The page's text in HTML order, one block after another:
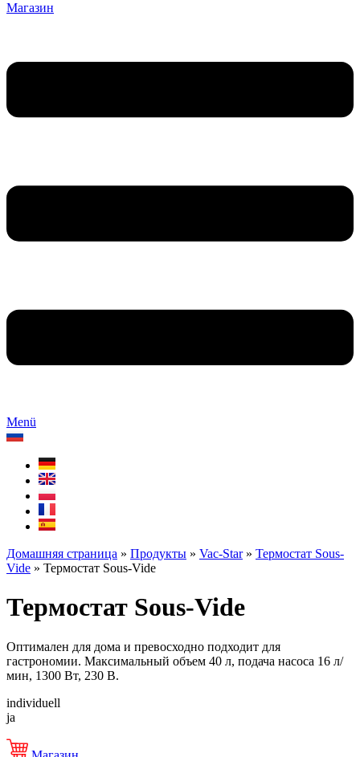
Магазин
Menü
Домашняя страница » Продукты » Vac-Star» Термостат Sous-
Vide » Термостат Sous-Vide
Термостат Sous-Vide
Оптимален для дома и превосходно подходит для
гастрономии. Максимальный объем 40 л, подача насоса 16 л/
мин, 1300 Вт, 230 В.
individuell
ja